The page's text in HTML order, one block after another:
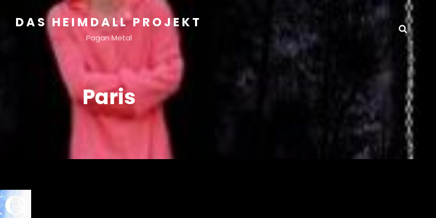
DAS HEIMDALL PROJEKT
Pagan Metal
Paris